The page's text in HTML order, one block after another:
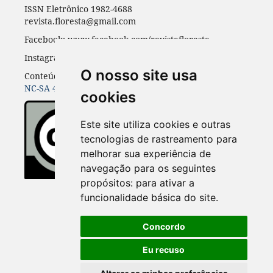
O nosso site usa
cookies
Este site utiliza cookies e outras
tecnologias de rastreamento para
melhorar sua experiência de
navegação para os seguintes
propósitos: para ativar a
funcionalidade básica do site.
Concordo
Eu recuso
ISSN Eletrônico 1982-4688
revista.floresta@gmail.com
Facebook: www.facebook.com/revistafloresta
Instagran: revista_floresta
Conteúdos do periódico licenciados sob uma
NC-SA 4.0